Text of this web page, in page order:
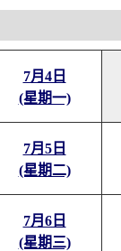
7月4日
(星期一)
7月5日
(星期二)
7月6日
(星期三)